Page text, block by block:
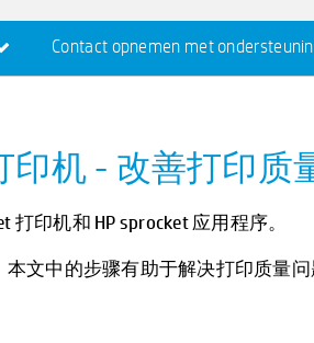
Contact opnemen met
印机 - 改善打印质
打印机和 HP sprocket 应用程序。
文中的步骤有助于解决打印质量问